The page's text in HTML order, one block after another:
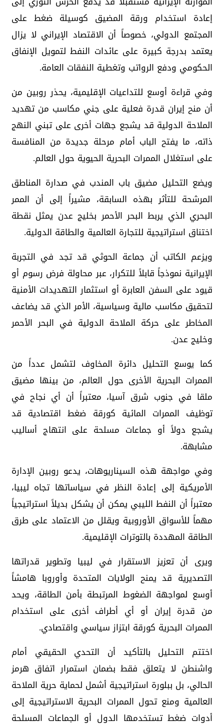
إعادة استخدام ورقة المضيق كوسيلة ضغط على
المجتمع الدولي، خصوصاً أن الاقتصاد الإيراني لا يزال
يعتمد بدرجة كبيرة على عائدات النفط لتمويل الإنفاق
الحكومي ودفع الرواتب وتغطية النفقات العامة.
وفي قراءة أوسع للتداعيات الإقليمية، يحذر روبين من
أن منح إيران قدرة فعلية على جني مكاسب من تهديد
الملاحة الدولية قد يشجع جهات أخرى على تبني النهج
ذاته، ما يفتح الباب أمام مرحلة جديدة من المنافسة
على استغلال الممرات البحرية الحيوية حول العالم.
ويضع التحليل مضيق باب المندب في صدارة المناطق
المرشحة للتأثر بهذه السابقة، مشيراً إلى أن الممر
البحري الذي يربط البحر الأحمر بخليج عدن يمثل نقطة
اختناق استراتيجية للتجارة العالمية والطاقة الدولية.
ويزعم الكاتب أن جماعة الحوثي قد تجد في التجربة
الإيرانية نموذجاً قابلاً للتكرار، عبر محاولة فرض رسوم أو
قيود على السفن العابرة أو استثمار التهديدات الأمنية
لتحقيق مكاسب مالية وسياسية، الأمر الذي قد يضاعف
المخاطر على حركة الملاحة الدولية في البحر الأحمر
وخليج عدن.
كما يوسع التحليل دائرة المخاوف لتشمل عدداً من
الممرات البحرية الأخرى حول العالم، من بينها مضيق
ملقا في جنوب شرق آسيا، معتبراً أن أي نجاح في
توظيف الممرات المائية كورقة ضغط اقتصادية قد
يشجع دولاً أو جماعات مسلحة على انتهاج أساليب
مشابهة.
وفي مواجهة هذه السيناريوهات، يدعو روبين الإدارة
الأمريكية إلى إعادة النظر في سياساتها تجاه ليبيا،
معتبراً أن النفط الليبي يمكن أن يشكل بديلاً استراتيجياً
مهماً للأسواق الأوروبية ويقلل من الاعتماد على طرق
الطاقة المهددة بالتوترات الإقليمية.
ويرى أن تعزيز الاستقرار في ليبيا وتطوير قدراتها
التصديرية قد يمنح الولايات المتحدة وأوروبا هامشاً
أوسع لمواجهة الضغوط المرتبطة بأمن الطاقة، ويحد
من قدرة إيران أو أي أطراف أخرى على استخدام
الممرات البحرية كورقة ابتزاز سياسي واقتصادي.
اختتم التحليل بالتأكيد أن التحدي الحقيقي أمام
واشنطن لا يتعلق فقط بضمان استمرار اتفاق هرمز
الحالي، بل ببلورة استراتيجية أشمل لحماية حرية الملاحة
العالمية ومنع تحول الممرات البحرية الاستراتيجية إلى
أدوات ضغط تستخدمها الدول أو الجماعات المسلحة